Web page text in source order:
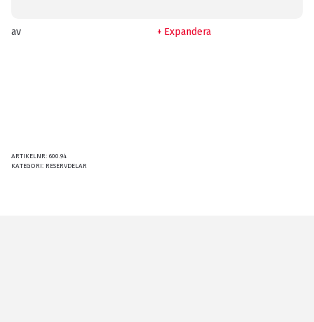
av Expandera
ARTIKELNR: 600.94
KATEGORI: RESERVDELAR